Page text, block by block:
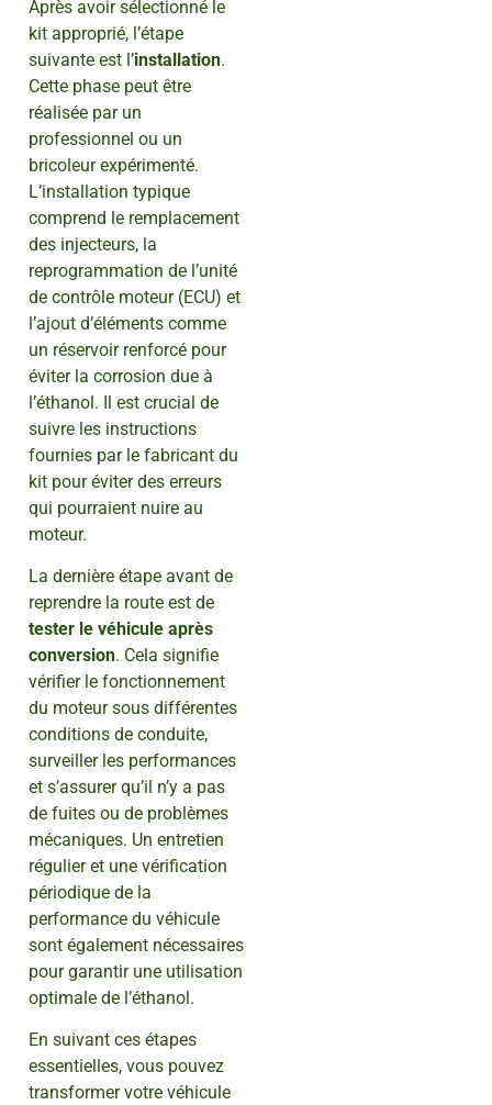
Après avoir sélectionné le
kit approprié, l’étape
suivante est l’installation.
Cette phase peut être
réalisée par un
professionnel ou un
bricoleur expérimenté.
L’installation typique
comprend le remplacement
des injecteurs, la
reprogrammation de l’unité
de contrôle moteur (ECU) et
l’ajout d’éléments comme
un réservoir renforcé pour
éviter la corrosion due à
l’éthanol. Il est crucial de
suivre les instructions
fournies par le fabricant du
kit pour éviter des erreurs
qui pourraient nuire au
moteur.
La dernière étape avant de
reprendre la route est de
tester le véhicule après
conversion. Cela signifie
vérifier le fonctionnement
du moteur sous différentes
conditions de conduite,
surveiller les performances
et s’assurer qu’il n’y a pas
de fuites ou de problèmes
mécaniques. Un entretien
régulier et une vérification
périodique de la
performance du véhicule
sont également nécessaires
pour garantir une utilisation
optimale de l’éthanol.
En suivant ces étapes
essentielles, vous pouvez
transformer votre véhicule